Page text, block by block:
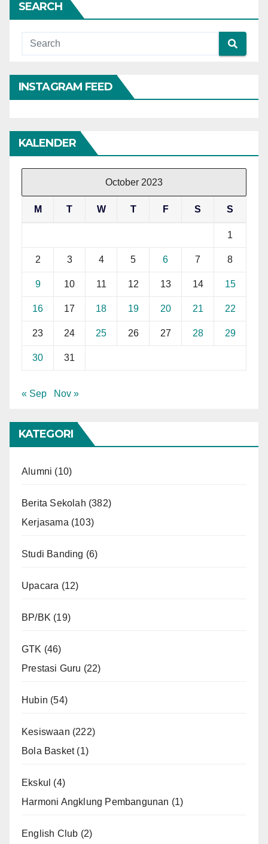
SEARCH
INSTAGRAM FEED
KALENDER
October 2023
M T W T F S S
1
2 3 4 5 6 7 8
9 10 11 12 13 14 15
16 17 18 19 20 21 22
23 24 25 26 27 28 29
30 31
« Sep Nov »
KATEGORI
Alumni (10)
Berita Sekolah (382)
Kerjasama (103)
Studi Banding (6)
Upacara (12)
BP/BK (19)
GTK (46)
Prestasi Guru (22)
Hubin (54)
Kesiswaan (222)
Bola Basket(1)
Ekskul (4)
Harmoni Angklung Pembangunan (1)
English Club (2)